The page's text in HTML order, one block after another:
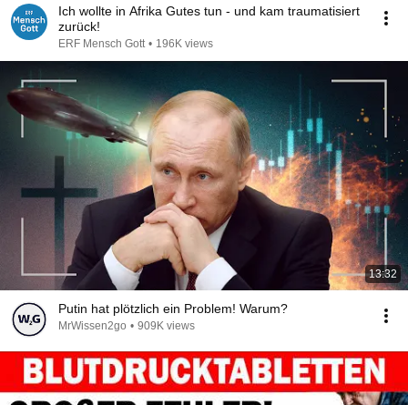
Ich wollte in Afrika Gutes tun - und kam traumatisiert
zurück!
ERF Mensch Gott • 196K views
13:32
Putin hat plötzlich ein Problem! Warum?
MrWissen2go • 909K views